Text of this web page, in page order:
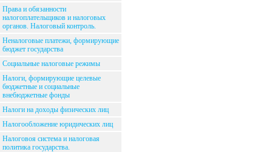
Права и обязанности
налогоплательщиков и налоговых
органов. Налоговый контроль.
Неналоговые платежи, формирующие
бюджет государства
Социальные налоговые режимы
Налоги, формирующие целевые
бюджетные и социальные
внебюджетные фонды
Налоги на доходы физических лиц
Налогообложение юридических лиц
Налоговоя система и налоговая
политика государства.